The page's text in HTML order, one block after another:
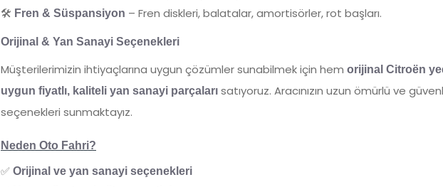
🛠 Fren & Süspansiyon – Fren diskleri, balatalar, amortisörler, rot başları.
Orijinal & Yan Sanayi Seçenekleri
Müşterilerimizin ihtiyaçlarına uygun çözümler sunabilmek için hem orijinal Citroën
uygun fiyatlı, kaliteli yan sanayi parçaları satıyoruz. Aracınızın uzun ömürlü ve
seçenekleri sunmaktayız.
Neden Oto Fahri?
✅ Orijinal ve yan sanayi seçenekleri